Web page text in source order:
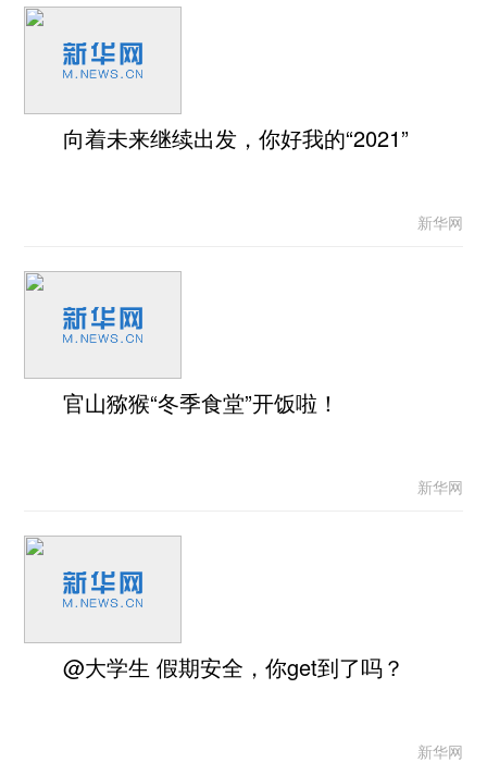
向着未来继续出发，你好我的“2021”
新华网
官山猕猴“冬季食堂”开饭啦！
新华网
@大学生 假期安全，你get到了吗？
新华网